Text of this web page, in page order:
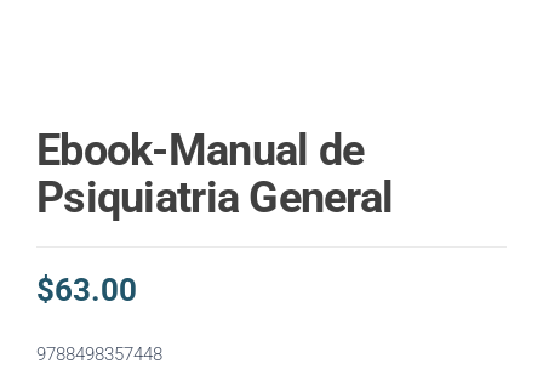
Ebook-Manual de
Psiquiatria General
$63.00
9788498357448